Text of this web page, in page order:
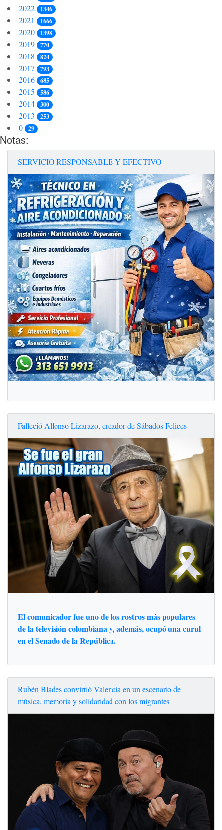
2022 1346
2021 1666
2020 1398
2019 770
2018 824
2017 793
2016 685
2015 586
2014 300
2013 253
0 29
Notas:
SERVICIO RESPONSABLE Y EFECTIVO
Falleció Alfonso Lizarazo, creador de Sábados Felices
El comunicador fue uno de los rostros más populares
de la televisión colombiana y, además, ocupó una curul
en el Senado de la República.
Rubén Blades convirtió Valencia en un escenario de
música, memoria y solidaridad con los migrantes